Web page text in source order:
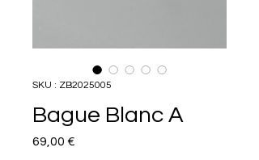
SKU : ZB2025005
Bague Blanc A
69,00 €